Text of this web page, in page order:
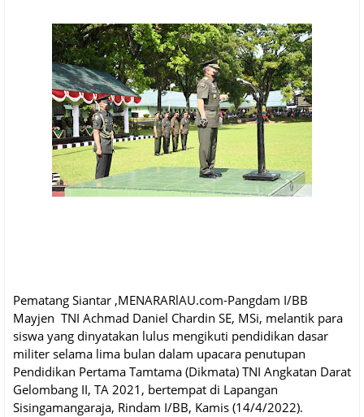
Pematang Siantar ,MENARARlAU.com-Pangdam I/BB
Mayjen TNI Achmad Daniel Chardin SE, MSi, melantik para
siswa yang dinyatakan lulus mengikuti pendidikan dasar
militer selama lima bulan dalam upacara penutupan
Pendidikan Pertama Tamtama (Dikmata) TNI Angkatan Darat
Gelombang II, TA 2021, bertempat di Lapangan
Sisingamangaraja, Rindam I/BB, Kamis (14/4/2022).